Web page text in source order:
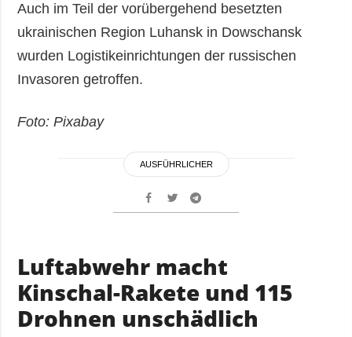
Auch im Teil der vorübergehend besetzten
ukrainischen Region Luhansk in Dowschansk
wurden Logistikeinrichtungen der russischen
Invasoren getroffen.
Foto: Pixabay
AUSFÜHRLICHER
Luftabwehr macht
Kinschal-Rakete und 115
Drohnen unschädlich